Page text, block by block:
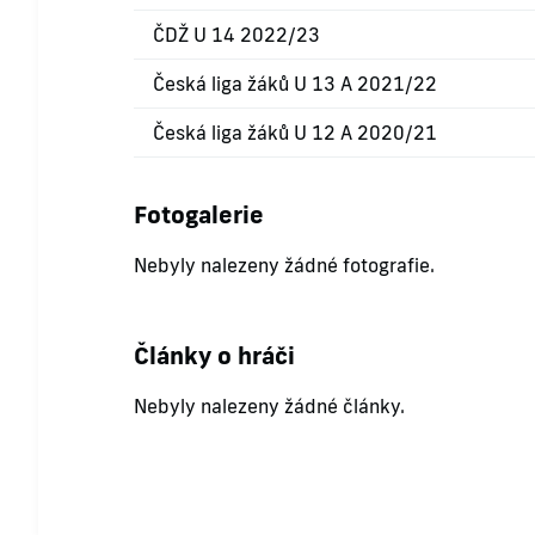
ČDŽ U 14 2022/23
Česká liga žáků U 13 A 2021/22
Česká liga žáků U 12 A 2020/21
Fotogalerie
Nebyly nalezeny žádné fotografie.
Články o hráči
Nebyly nalezeny žádné články.